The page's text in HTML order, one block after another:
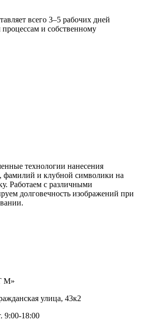
всего 3–5 рабочих дней
и собственному
технологии нанесения
фамилий и клубной символики на
Работаем с различными
долговечность изображений при
М»
улица, 43к2
9:00-18:00